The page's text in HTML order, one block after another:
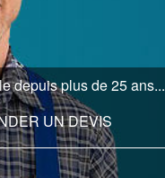
depuis plus de 25 ans...
UN DEVIS